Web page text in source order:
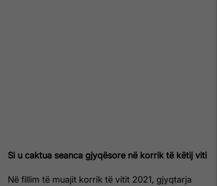
Si u caktua seanca gjyqësore në korrik të këtij viti
Në fillim të muajit korrik të vitit 2021, gjyqtarja